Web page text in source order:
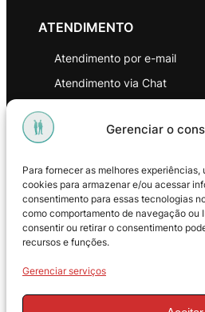
Gerenciar o
Para fornecer as melhores
cookies para armazenar e/ou acessar
consentimento para essas tecnologias
como comportamento de navegação ou
consentir ou retirar o consentimento
recursos e funções.
Gerenciar serviços
ATENDIMENTO
Atendimento por e-mail
Atendimento via Chat
Política de Privacidade
Política de Troca e
Política de Reembolso